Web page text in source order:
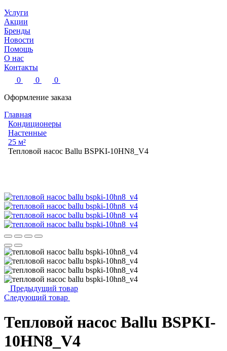
Услуги
Акции
Бренды
Новости
Помощь
О нас
Контакты
0
0
0
Оформление заказа
Главная
Кондиционеры
Настенные
25 м²
Тепловой насос Ballu BSPKI-10HN8_V4
Предыдущий товар
Следующий товар
Тепловой насос Ballu BSPKI-
10HN8_V4